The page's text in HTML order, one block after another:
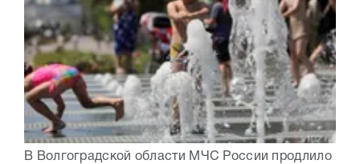
В Волгоградской области МЧС России продлило